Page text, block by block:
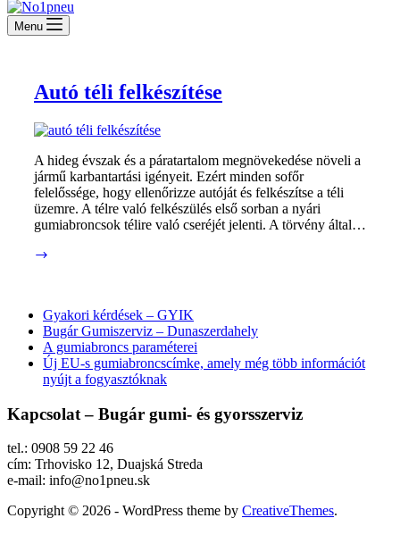
Menu
Autó téli felkészítése
A hideg évszak és a páratartalom megnövekedése növeli a
jármű karbantartási igényeit. Ezért minden sofőr
felelőssége, hogy ellenőrizze autóját és felkészítse a téli
üzemre. A télre való felkészülés első sorban a nyári
gumiabroncsok télire való cseréjét jelenti. A törvény által…
Gyakori kérdések – GYIK
Bugár Gumiszerviz – Dunaszerdahely
A gumiabroncs paraméterei
Új EU-s gumiabroncscímke, amely még több információt
nyújt a fogyasztóknak
Kapcsolat – Bugár gumi- és gyorsszerviz
tel.: 0908 59 22 46
cím: Trhovisko 12, Duajská Streda
e-mail: info@no1pneu.sk
Copyright © 2026 - WordPress theme by CreativeThemes.